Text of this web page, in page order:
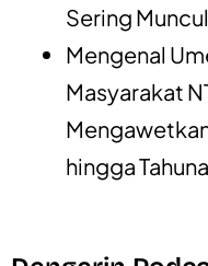
Sering
Mengenal
Masyarakat
hingga